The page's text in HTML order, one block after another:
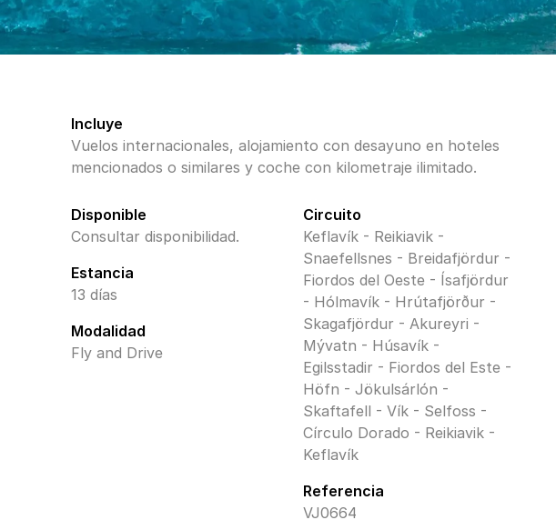
Incluye
Vuelos internacionales, alojamiento con desayuno en hoteles
mencionados o similares y coche con kilometraje ilimitado.
Disponible
Consultar disponibilidad.
Estancia
13 días
Modalidad
Fly and Drive
Circuito
Keflavík - Reikiavik -
Snaefellsnes - Breidafjördur -
Fiordos del Oeste - Ísafjördur
- Hólmavík - Hrútafjörður -
Skagafjördur - Akureyri -
Mývatn - Húsavík -
Egilsstadir - Fiordos del Este -
Höfn - Jökulsárlón -
Skaftafell - Vík - Selfoss -
Círculo Dorado - Reikiavik -
Keflavík
Referencia
VJ0664